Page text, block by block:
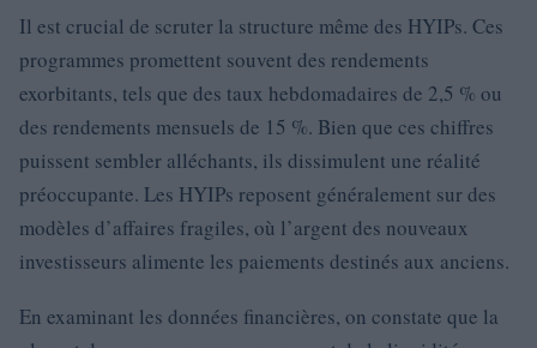
Il est crucial de scruter la structure même des HYIPs. Ces
programmes promettent souvent des rendements
exorbitants, tels que des taux hebdomadaires de 2,5 % ou
des rendements mensuels de 15 %. Bien que ces chiffres
puissent sembler alléchants, ils dissimulent une réalité
préoccupante. Les HYIPs reposent généralement sur des
modèles d’affaires fragiles, où l’argent des nouveaux
investisseurs alimente les paiements destinés aux anciens.
En examinant les données financières, on constate que la